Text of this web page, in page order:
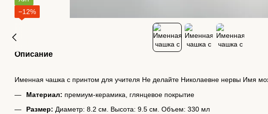
−12%
Описание
Именная чашка с принтом для учителя Не делайте Николаевне нервы Имя
Материал: премиум-керамика, глянцевое покрытие
Размер: Диаметр: 8.2 см. Высота: 9.5 см. Объем: 330 мл